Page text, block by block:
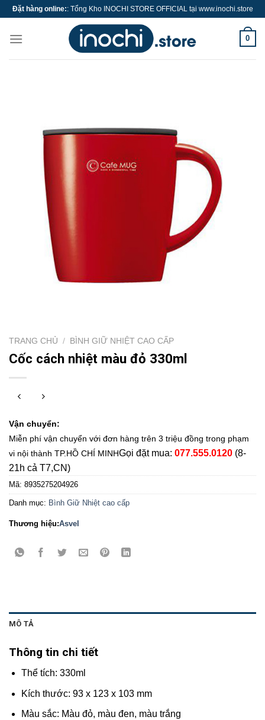
Skip
content
Đặt hàng online:: Tổng Kho INOCHI STORE OFFICIAL tại www.inochi.store
0
TRANG CHỦ / BÌNH GIỮ NHIỆT CAO CẤP
Cốc cách nhiệt màu đỏ 330ml
Vận chuyển:
Miễn phí vận chuyển với đơn hàng trên 3 triệu đồng trong phạm
vi nội thành TP.HỒ CHÍ MINHGọi đặt mua: 077.555.0120 (8-
21h cả T7,CN)
Mã: 8935275204926
Danh mục: Bình Giữ Nhiệt cao cấp
Thương hiệu:Asvel
MÔ TẢ
Thông tin chi tiết
Thể tích: 330ml
Kích thước: 93 x 123 x 103 mm
Màu sắc: Màu đỏ, màu đen, màu trắng